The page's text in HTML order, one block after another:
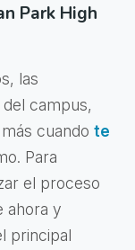
Park High
las
campus,
cuandote
Para
el proceso
ahora y
principal